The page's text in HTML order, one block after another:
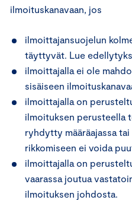
ilmoituskanavaan, jos
ilmoittajansuojelun
täyttyvät. Lue
ilmoittajalla ei ole
sisäiseen
ilmoittajalla on
ilmoituksen perusteella
ryhdytty määräajassa
rikkomiseen ei voida
ilmoittajalla on
vaarassa joutua
ilmoituksen johdosta.